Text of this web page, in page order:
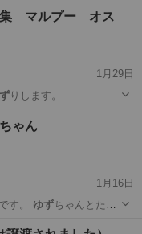
チン
集 マルプー オス
1月29日
りします。
ゃん
1月16日
す。 ゆずちゃんとたく
ゆず